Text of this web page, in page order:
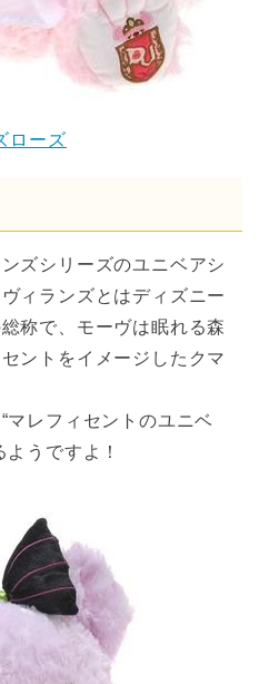
ローズ
ズシリーズのユニベアシ
ィランズとはディズニー
称で、モーヴは眠れる森
ントをイメージしたクマ
マレフィセントのユニベ
うですよ！